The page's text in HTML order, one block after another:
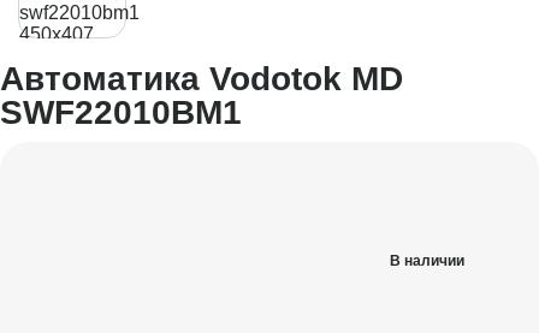
Автоматика Vodotok MD
SWF22010BM1
В наличии